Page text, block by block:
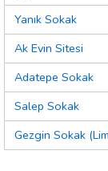
Yanık Sokak
Ak Evin Sitesi
Adatepe Sokak
Salep Sokak
Gezgin Sokak